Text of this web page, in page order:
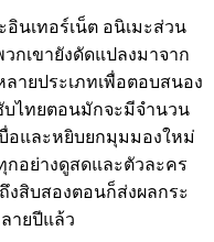
นเทอร์เน็ต อนิเมะส่วน
กเขายังดัดแปลงมาจาก
ายประเภทเพื่อตอบสนอง
ไทยตอนมักจะมีจำนวน
อและหยิบยกมุมมองใหม่
กอย่างดูสดและตัวละคร
งสิบสองตอนก็ส่งผลกระ
ายปีแล้ว